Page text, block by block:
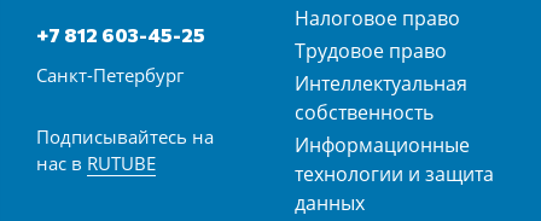
+7 812 603-45-25
Санкт-Петербург
Подписывайтесь на
нас в RUTUBE
Налоговое право
Трудовое право
Интеллектуальная
собственность
Информационные
технологии и защита
данных